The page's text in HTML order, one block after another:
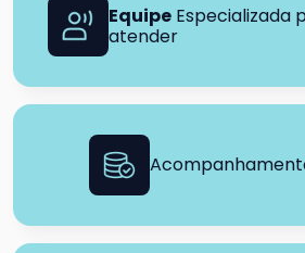
Equipe Especializada
atender